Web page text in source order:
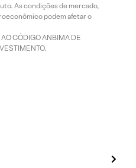
As condições de mercado,
podem afetar o
CÓDIGO ANBIMA DE